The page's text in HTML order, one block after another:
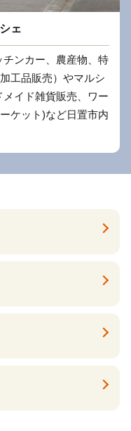
ェ
ンカー、農産物、特
工品販売）やマルシ
イド雑貨販売、ワー
ケット)など日置市内